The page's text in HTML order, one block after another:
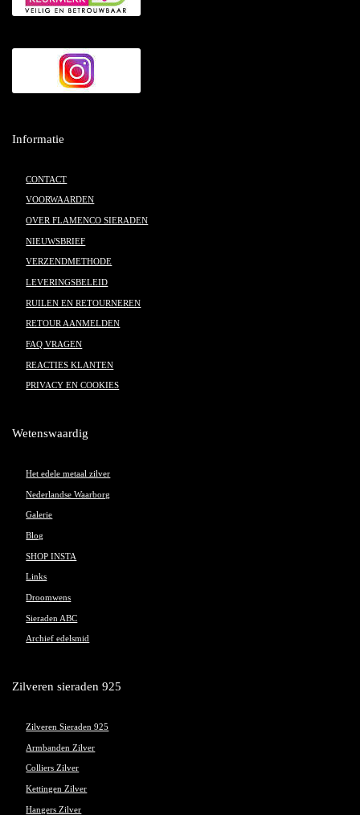
Informatie
CONTACT
VOORWAARDEN
OVER FLAMENCO SIERADEN
NIEUWSBRIEF
VERZENDMETHODE
LEVERINGSBELEID
RUILEN EN RETOURNEREN
RETOUR AANMELDEN
FAQ VRAGEN
REACTIES KLANTEN
PRIVACY EN COOKIES
Wetenswaardig
Het edele metaal zilver
Nederlandse Waarborg
Galerie
Blog
SHOP INSTA
Links
Droomwens
Sieraden ABC
Archief edelsmid
Zilveren sieraden 925
Zilveren Sieraden 925
Armbanden Zilver
Colliers Zilver
Kettingen Zilver
Hangers Zilver